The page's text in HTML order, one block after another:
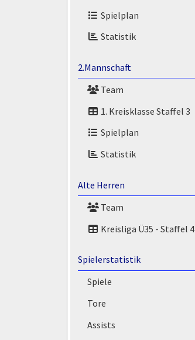
Spielplan
Statistik
2.Mannschaft
Team
1. Kreisklasse Staffel 3
Spielplan
Statistik
Alte Herren
Team
Kreisliga Ü35 - Staffel 4
Spielerstatistik
Spiele
Tore
Assists